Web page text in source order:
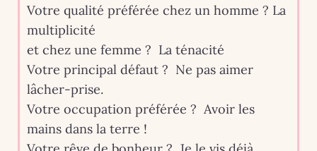
Votre qualité préférée chez un homme ? La
multiplicité
et chez une femme ? La ténacité
Votre principal défaut ? Ne pas aimer
lâcher-prise.
Votre occupation préférée ? Avoir les
mains dans la terre !